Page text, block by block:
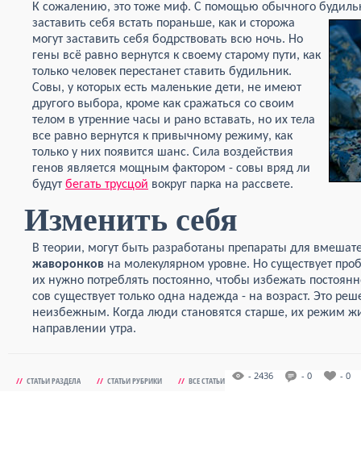
К сожалению, это тоже миф. С помощью обычного
заставить себя встать пораньше, как и сторожа
могут заставить себя бодрствовать всю ночь. Но
гены всё равно вернутся к своему старому пути, как
только человек перестанет ставить будильник.
Совы, у которых есть маленькие дети, не имеют
другого выбора, кроме как сражаться со своим
телом в утренние часы и рано вставать, но их тела
все равно вернутся к привычному режиму, как
только у них появится шанс. Сила воздействия
генов является мощным фактором - совы вряд ли
будут бегать трусцой вокруг парка на рассвете.
Изменить себя
В теории, могут быть разработаны препараты для
жаворонков на молекулярном уровне. Но существует
их нужно потреблять постоянно, чтобы избежать
сов существует только одна надежда - на возраст. Это
неизбежным. Когда люди становятся старше, их режим
направлении утра.
// СТАТЬИ РАЗДЕЛА // СТАТЬИ РУБРИКИ // ВСЕ СТАТЬИ - 2436 - 0 - 0